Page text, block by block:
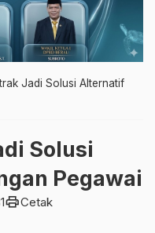
Jadi Solusi Alternatif
Solusi
Pegawai
printCetak